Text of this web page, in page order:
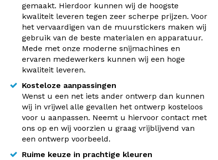
gemaakt. Hierdoor kunnen wij de hoogste
kwaliteit leveren tegen zeer scherpe prijzen. Voor
het vervaardigen van de muurstickers maken wij
gebruik van de beste materialen en apparatuur.
Mede met onze moderne snijmachines en
ervaren medewerkers kunnen wij een hoge
kwaliteit leveren.
Kosteloze aanpassingen
Wenst u een net iets ander ontwerp dan kunnen
wij in vrijwel alle gevallen het ontwerp kosteloos
voor u aanpassen. Neemt u hiervoor contact met
ons op en wij voorzien u graag vrijblijvend van
een ontwerp voorbeeld.
Ruime keuze in prachtige kleuren